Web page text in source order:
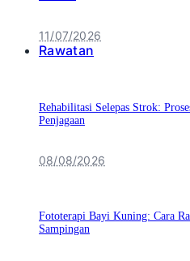
11/07/2026
Rawatan
Rehabilitasi Selepas Strok:
Penjagaan
08/08/2026
Fototerapi Bayi Kuning: Cara
Sampingan